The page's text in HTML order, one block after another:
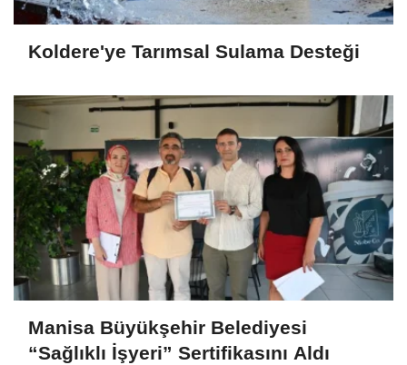
Koldere'ye Tarımsal Sulama Desteği
Manisa Büyükşehir Belediyesi
“Sağlıklı İşyeri” Sertifikasını Aldı